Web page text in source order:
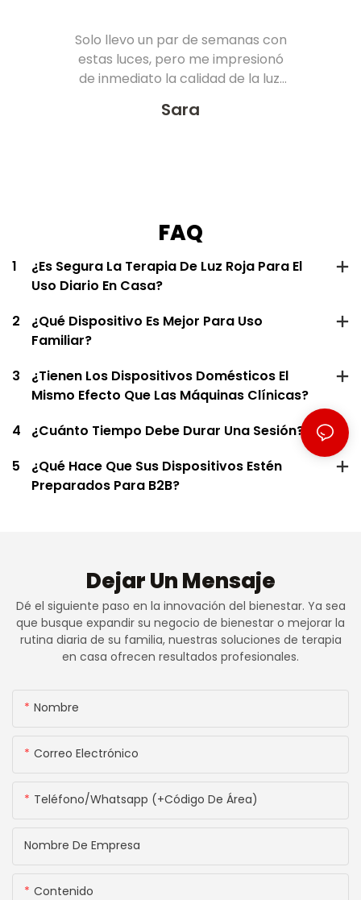
Sara
Solo llevo un par de semanas con
estas luces, pero me impresionó
de inmediato la calidad de la luz.
estéticamente agradable y fácil
aún más opciones de
satisfecho con mi compra.
Además, ofrecen una garantía
mejores de su clase. ¡Excelente
FAQ
1
¿Es Segura La Terapia De Luz Roja Para El
Uso Diario En Casa?
2
¿Qué Dispositivo Es Mejor Para Uso
Familiar?
3
¿Tienen Los Dispositivos Domésticos El
Mismo Efecto Que Las Máquinas Clínicas?
4
¿Cuánto Tiempo Debe Durar Una Sesión?
5
¿Qué Hace Que Sus Dispositivos Estén
Preparados Para B2B?
Dejar Un Mensaje
Dé el siguiente paso en la innovación del bienestar. Ya sea
que busque expandir su negocio de bienestar o mejorar la
rutina diaria de su familia, nuestras soluciones de terapia
en casa ofrecen resultados profesionales.
Nombre
Correo Electrónico
Teléfono/whatsapp (+código De Área)
Nombre De Empresa
Contenido